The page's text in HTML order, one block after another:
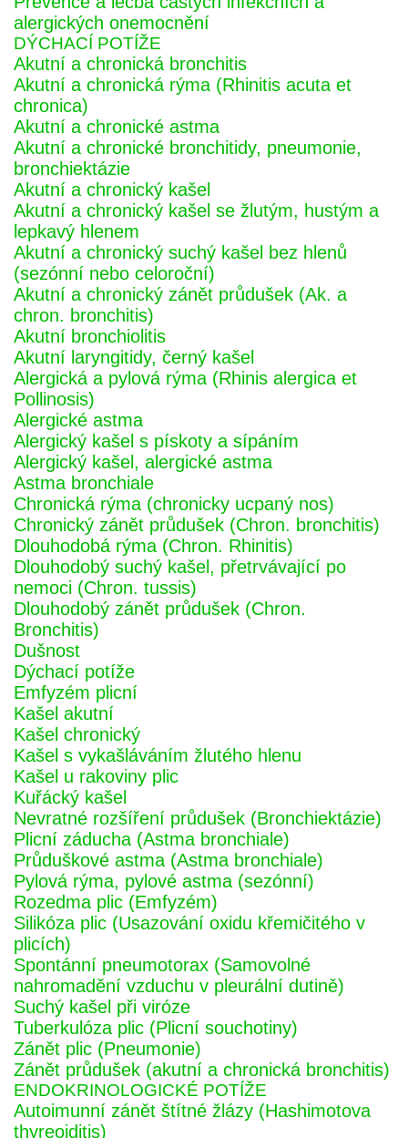
alergických onemocnění
DÝCHACÍ POTÍŽE
Akutní a chronická bronchitis
Akutní a chronická rýma (Rhinitis acuta et
chronica)
Akutní a chronické astma
Akutní a chronické bronchitidy, pneumonie,
bronchiektázie
Akutní a chronický kašel
Akutní a chronický kašel se žlutým, hustým a
lepkavý hlenem
Akutní a chronický suchý kašel bez hlenů
(sezónní nebo celoroční)
Akutní a chronický zánět průdušek (Ak. a
chron. bronchitis)
Akutní bronchiolitis
Akutní laryngitidy, černý kašel
Alergická a pylová rýma (Rhinis alergica et
Pollinosis)
Alergické astma
Alergický kašel s pískoty a sípáním
Alergický kašel, alergické astma
Astma bronchiale
Chronická rýma (chronicky ucpaný nos)
Chronický zánět průdušek (Chron. bronchitis)
Dlouhodobá rýma (Chron. Rhinitis)
Dlouhodobý suchý kašel, přetrvávající po
nemoci (Chron. tussis)
Dlouhodobý zánět průdušek (Chron.
Bronchitis)
Dušnost
Dýchací potíže
Emfyzém plicní
Kašel akutní
Kašel chronický
Kašel s vykašláváním žlutého hlenu
Kašel u rakoviny plic
Kuřácký kašel
Nevratné rozšíření průdušek (Bronchiektázie)
Plicní záducha (Astma bronchiale)
Průduškové astma (Astma bronchiale)
Pylová rýma, pylové astma (sezónní)
Rozedma plic (Emfyzém)
Silikóza plic (Usazování oxidu křemičitého v
plicích)
Spontánní pneumotorax (Samovolné
nahromadění vzduchu v pleurální dutině)
Suchý kašel při viróze
Tuberkulóza plic (Plicní souchotiny)
Zánět plic (Pneumonie)
Zánět průdušek (akutní a chronická bronchitis)
ENDOKRINOLOGICKÉ POTÍŽE
Autoimunní zánět štítné žlázy (Hashimotova
thyreoiditis)